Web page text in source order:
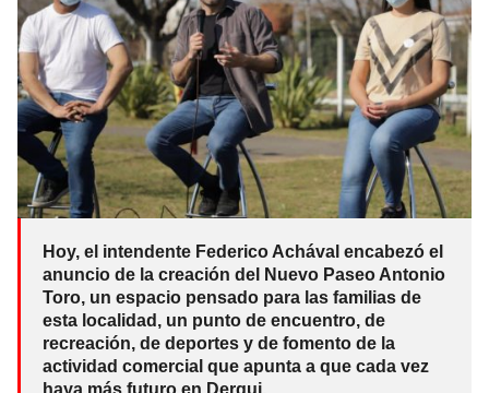
Hoy, el intendente Federico Achával encabezó el
anuncio de la creación del Nuevo Paseo Antonio
Toro, un espacio pensado para las familias de
esta localidad, un punto de encuentro, de
recreación, de deportes y de fomento de la
actividad comercial que apunta a que cada vez